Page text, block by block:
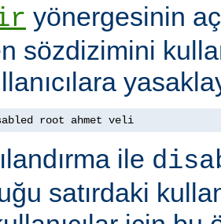
yönergesinin
sözdizimini
root ahmet veli
ile
satırdaki